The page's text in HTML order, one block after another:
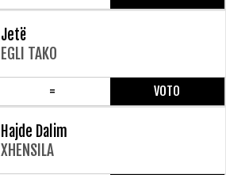
Jetë
EGLI TAKO
= VOTO
Hajde Dalim
XHENSILA